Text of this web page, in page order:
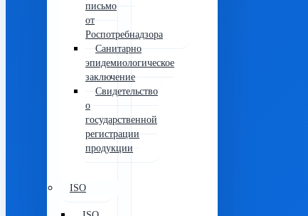
письмо
от
Роспотребнадзора
Санитарно
эпидемиологическое
заключение
Свидетельство
о
государственной
регистрации
продукции
ISO